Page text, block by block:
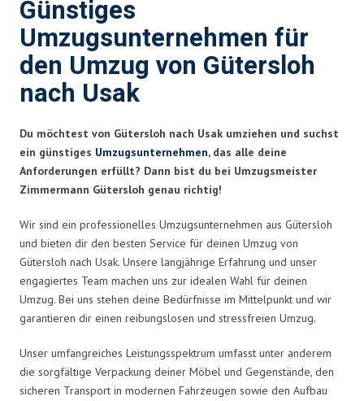
Günstiges
Umzugsunternehmen für
den Umzug von Gütersloh
nach Usak
Du möchtest von Gütersloh nach Usak umziehen und suchst
ein günstiges Umzugsunternehmen, das alle deine
Anforderungen erfüllt? Dann bist du bei Umzugsmeister
Zimmermann Gütersloh genau richtig!
Wir sind ein professionelles Umzugsunternehmen aus Gütersloh
und bieten dir den besten Service für deinen Umzug von
Gütersloh nach Usak. Unsere langjährige Erfahrung und unser
engagiertes Team machen uns zur idealen Wahl für deinen
Umzug. Bei uns stehen deine Bedürfnisse im Mittelpunkt und wir
garantieren dir einen reibungslosen und stressfreien Umzug.
Unser umfangreiches Leistungsspektrum umfasst unter anderem
die sorgfältige Verpackung deiner Möbel und Gegenstände, den
sicheren Transport in modernen Fahrzeugen sowie den Aufbau